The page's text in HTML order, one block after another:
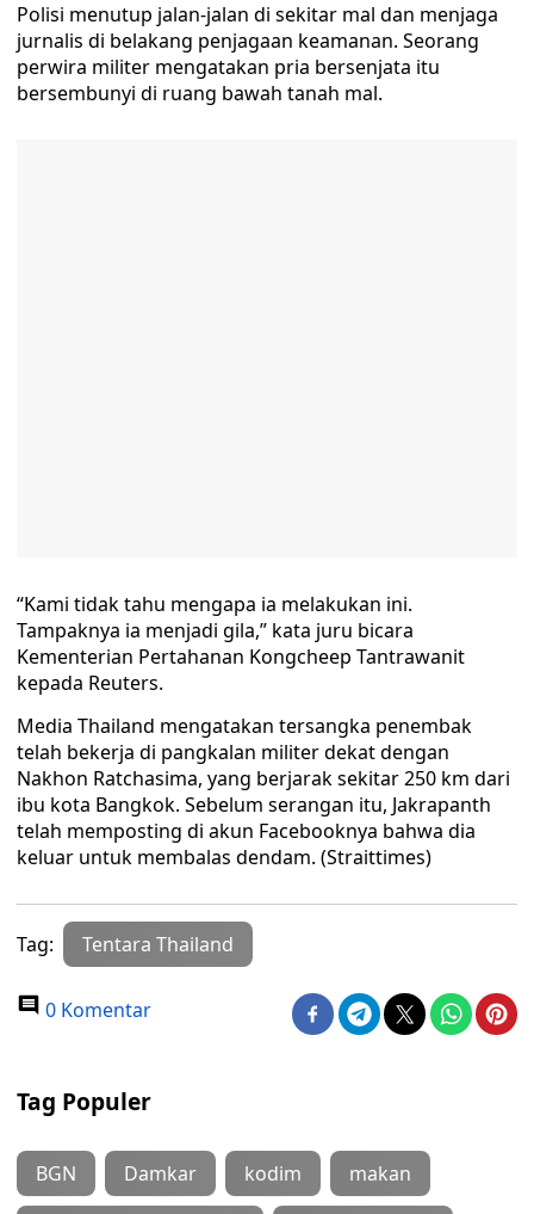
Polisi menutup jalan-jalan di sekitar mal dan menjaga
jurnalis di belakang penjagaan keamanan. Seorang
perwira militer mengatakan pria bersenjata itu
bersembunyi di ruang bawah tanah mal.
“Kami tidak tahu mengapa ia melakukan ini.
Tampaknya ia menjadi gila,” kata juru bicara
Kementerian Pertahanan Kongcheep Tantrawanit
kepada Reuters.
Media Thailand mengatakan tersangka penembak
telah bekerja di pangkalan militer dekat dengan
Nakhon Ratchasima, yang berjarak sekitar 250 km dari
ibu kota Bangkok. Sebelum serangan itu, Jakrapanth
telah memposting di akun Facebooknya bahwa dia
keluar untuk membalas dendam. (Straittimes)
Tag: Tentara Thailand
0 Komentar
Tag Populer
BGN Damkar kodim makan